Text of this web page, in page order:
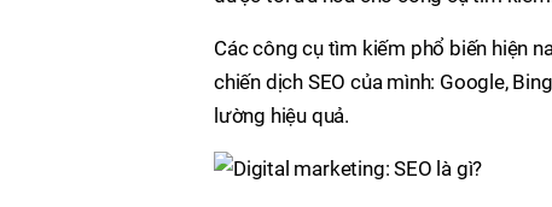
Các công cụ tìm kiếm phổ biến hiện
chiến dịch SEO của mình: Google,
lường hiệu quả.